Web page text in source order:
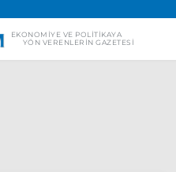
EKONOMIYE VE POLITIKAYA
YÖN VERENLERIN GAZETESI